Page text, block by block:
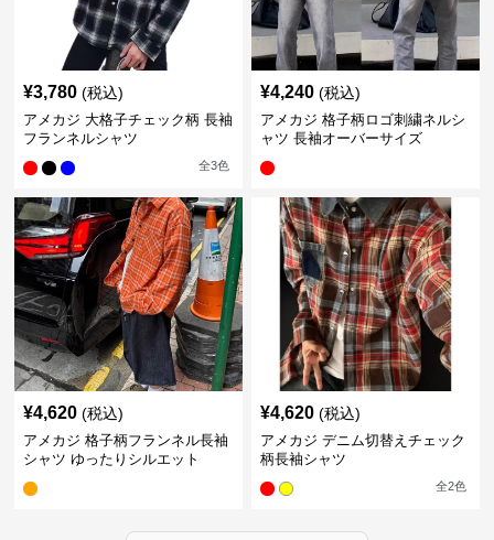
¥3,780 (税込)
アメカジ 大格子チェック柄 長袖
フランネルシャツ
全3色
¥4,240 (税込)
アメカジ 格子柄ロゴ刺繍ネルシ
ャツ 長袖オーバーサイズ
¥4,620 (税込)
アメカジ 格子柄フランネル長袖
シャツ ゆったりシルエット
¥4,620 (税込)
アメカジ デニム切替えチェック
柄長袖シャツ
全2色